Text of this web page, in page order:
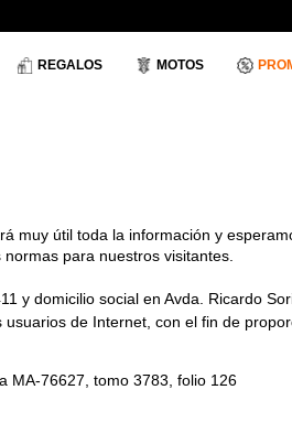
REGALOS MOTOS
muy útil toda la información y
para nuestros visitantes.
y domicilio social en Avda. Ricardo
de Internet, con el fin de
MA-76627, tomo 3783, folio 126